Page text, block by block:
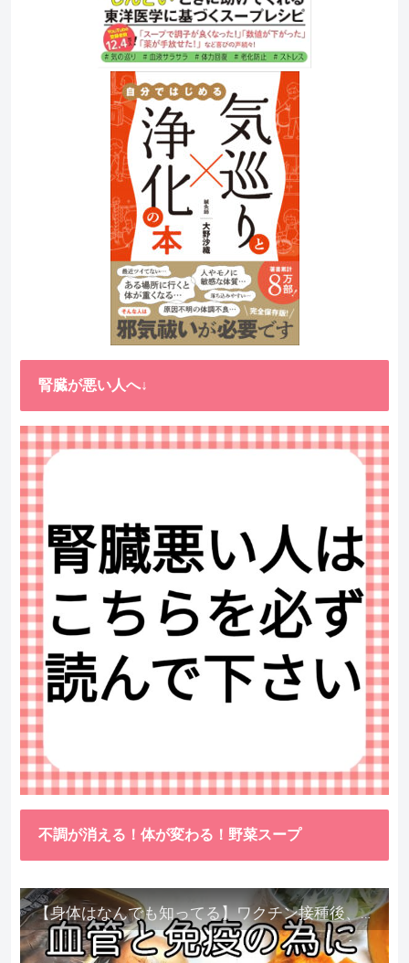
腎臓が悪い人へ↓
不調が消える！体が変わる！野菜スープ
【身体はなんでも知ってる】ワクチン接種後、異常に食べたくなった野菜が細胞回復に貢献してくれました。